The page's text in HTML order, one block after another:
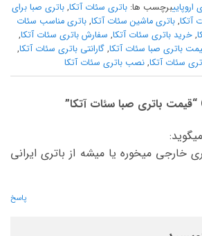
برچسب ها:باتری سئات آتکا,باتری صبا برای
آتکا,باتری ماشین سئات آتکا,باتری مناسب سئات
, خرید باتری سئات آتکا, سفارش باتری سئات آتکا,
باتری صبا سئات آتکا, گارانتی باتری سئات آتکا,
سئات آتکا,نصب باتری سئات آتکا
قیمت باتری صبا سئات آتکا”
میگوید:
خارجی میخوره یا میشه از باتری ایرانی
پاسخ